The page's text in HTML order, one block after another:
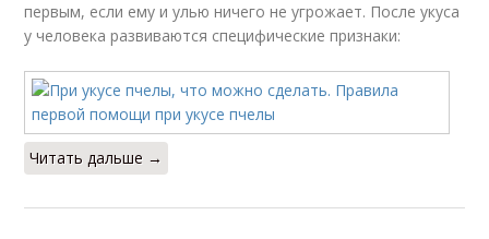
первым, если ему и улью ничего не угрожает. После укуса
у человека развиваются специфические признаки:
Читать дальше →